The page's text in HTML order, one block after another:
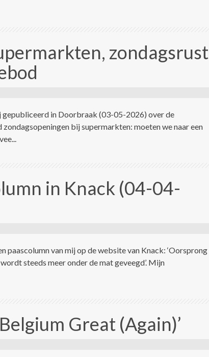
zondagsrust
gepubliceerd in Doorbraak (03-05-2026) over de
zondagsopeningen bij supermarkten: moeten we naar een
in Knack (04-04-
paascolumn van mij op de website van Knack: ‘Oorsprong
steeds meer onder de mat geveegd’. Mijn
Great (Again)’